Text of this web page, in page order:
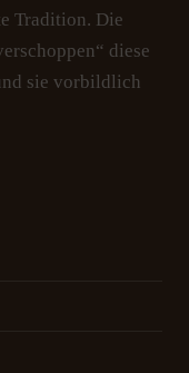
Tradition. Die
diese
sie vorbildlich